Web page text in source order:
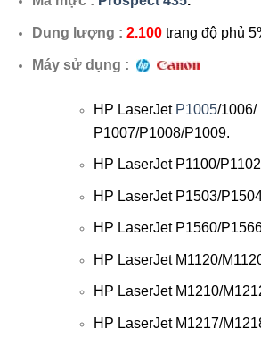
Dung lượng : 2.100 trang độ phủ
Máy sử dụng :
HP LaserJet P1005/1006/
P1007/P1008/P1009.
HP LaserJet P1100/
HP LaserJet P1503/
HP LaserJet P1560/
HP LaserJet M1120/
HP LaserJet M1210/
HP LaserJet M1217/